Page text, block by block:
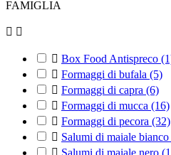
FAMIGLIA
 
 Box Food Antispreco
 Formaggi di bufala (5)
 Formaggi di capra (6)
 Formaggi di mucca (16)
 Formaggi di pecora (32)
 Salumi di maiale bianco
 Salumi di maiale nero